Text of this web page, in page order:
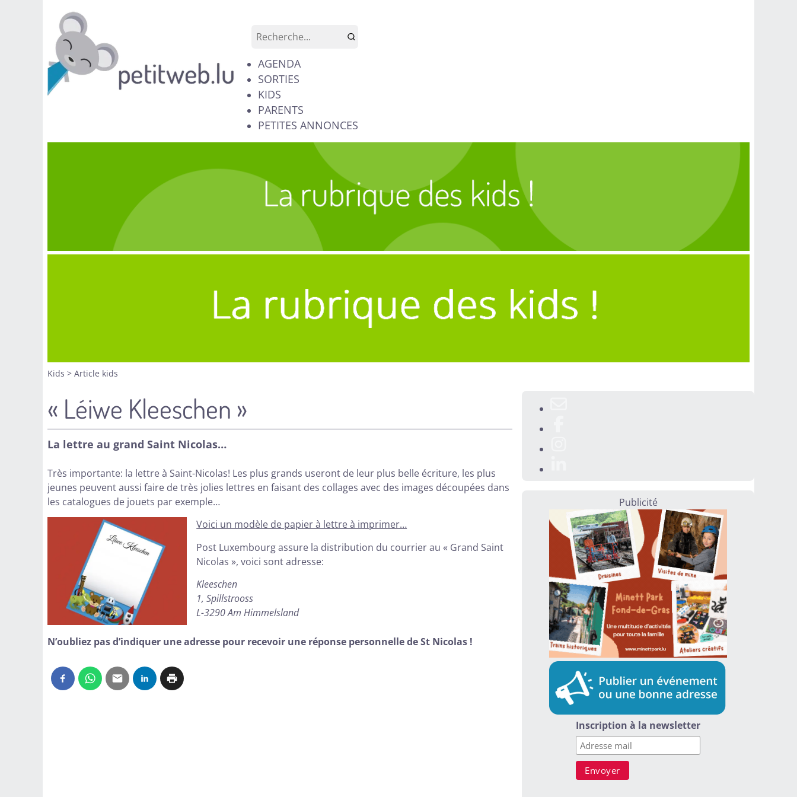
AGENDA
SORTIES
KIDS
PARENTS
PETITES ANNONCES
Kids > Article kids
« Léiwe Kleeschen »
La lettre au grand Saint Nicolas…
Très importante: la lettre à Saint-Nicolas! Les plus grands useront de leur plus belle écriture, les plus
jeunes peuvent aussi faire de très jolies lettres en faisant des collages avec des images découpées dans
les catalogues de jouets par exemple…
Voici un modèle de papier à lettre à imprimer…
Post Luxembourg assure la distribution du courrier au « Grand Saint
Nicolas », voici sont adresse:
Kleeschen
1, Spillstrooss
L-3290 Am Himmelsland
N’oubliez pas d’indiquer une adresse pour recevoir une réponse personnelle de St Nicolas !​
Publicité
Inscription à la newsletter